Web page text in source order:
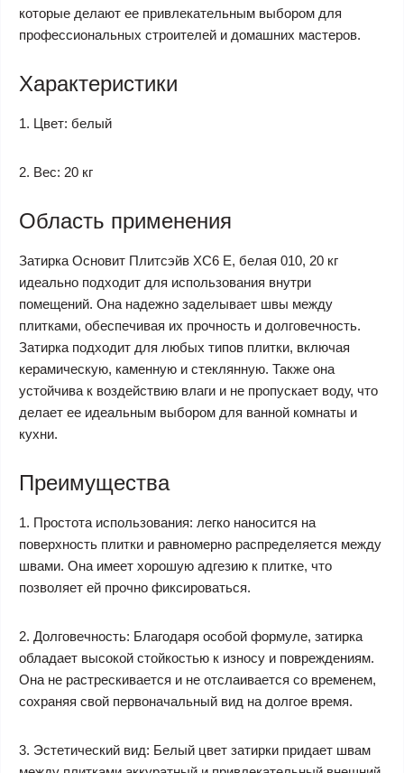
которые делают ее привлекательным выбором для
профессиональных строителей и домашних мастеров.
Характеристики
1. Цвет: белый
2. Вес: 20 кг
Область применения
Затирка Основит Плитсэйв XC6 E, белая 010, 20 кг
идеально подходит для использования внутри
помещений. Она надежно заделывает швы между
плитками, обеспечивая их прочность и долговечность.
Затирка подходит для любых типов плитки, включая
керамическую, каменную и стеклянную. Также она
устойчива к воздействию влаги и не пропускает воду, что
делает ее идеальным выбором для ванной комнаты и
кухни.
Преимущества
1. Простота использования: легко наносится на
поверхность плитки и равномерно распределяется между
швами. Она имеет хорошую адгезию к плитке, что
позволяет ей прочно фиксироваться.
2. Долговечность: Благодаря особой формуле, затирка
обладает высокой стойкостью к износу и повреждениям.
Она не растрескивается и не отслаивается со временем,
сохраняя свой первоначальный вид на долгое время.
3. Эстетический вид: Белый цвет затирки придает швам